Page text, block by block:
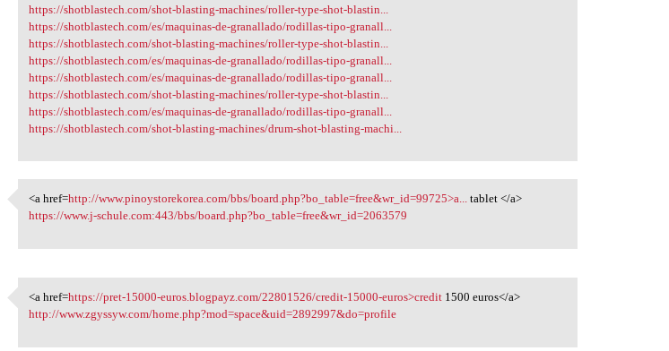
https://shotblastech.com/shot-blasting-machines/roller-type-shot-blastin...
https://shotblastech.com/es/maquinas-de-granallado/rodillas-tipo-granall...
https://shotblastech.com/shot-blasting-machines/roller-type-shot-blastin...
https://shotblastech.com/es/maquinas-de-granallado/rodillas-tipo-granall...
https://shotblastech.com/es/maquinas-de-granallado/rodillas-tipo-granall...
https://shotblastech.com/shot-blasting-machines/roller-type-shot-blastin...
https://shotblastech.com/es/maquinas-de-granallado/rodillas-tipo-granall...
https://shotblastech.com/shot-blasting-machines/drum-shot-blasting-machi...
<a href=http://www
<a href=http://www.pinoystorekorea.com/bbs/board.php?bo_table=free&wr_id=99725>a... tablet </a>
https://www.j-schule.com:443/bbs/board.php?bo_table=free&wr_id=2063579
<a href=https://pret-15000
<a href=https://pret-15000-euros.blogpayz.com/22801526/credit-15000-euros>credit 1500 euros</a>
http://www.zgyssyw.com/home.php?mod=space&uid=2892997&do=profile